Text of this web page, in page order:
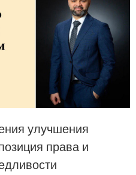
улучшения
права и